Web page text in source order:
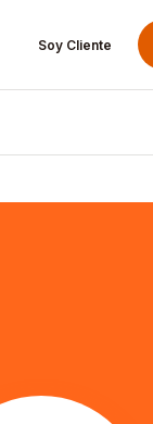
Soy Cliente